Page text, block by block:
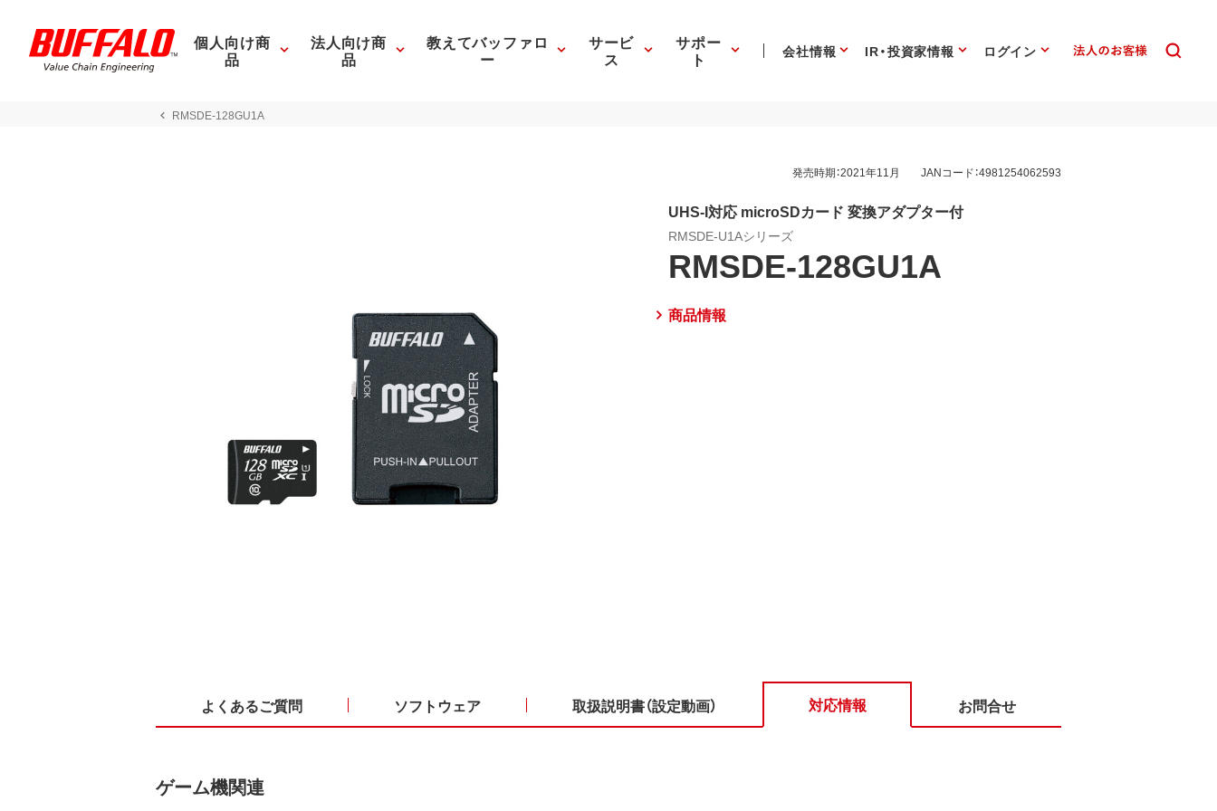
個人向け商
品
法人向け商
品
教えてバッファロ
ー
サービ
ス
サポー
ト 会社情報 IR・投資家情報 ログイン
RMSDE-128GU1A
発売時期：2021年11月 JANコード：4981254062593
UHS-I対応 microSDカード 変換アダプター付
RMSDE-U1Aシリーズ
RMSDE-128GU1A
商品情報
よくあるご質問 ソフトウェア 取扱説明書（設定動画） 対応情報 お問合せ
ゲーム機関連